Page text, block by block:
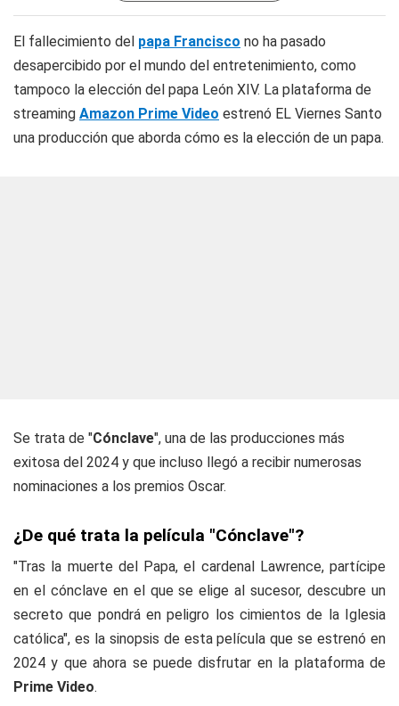
El fallecimiento del papa Francisco no ha pasado
desapercibido por el mundo del entretenimiento, como
tampoco la elección del papa León XIV. La plataforma de
streaming Amazon Prime Video estrenó EL Viernes Santo
una producción que aborda cómo es la elección de un papa.
Se trata de "Cónclave", una de las producciones más
exitosa del 2024 y que incluso llegó a recibir numerosas
nominaciones a los premios Oscar.
¿De qué trata la película "Cónclave"?
"Tras la muerte del Papa, el cardenal Lawrence, partícipe
en el cónclave en el que se elige al sucesor, descubre un
secreto que pondrá en peligro los cimientos de la Iglesia
católica", es la sinopsis de esta película que se estrenó en
2024 y que ahora se puede disfrutar en la plataforma de
Prime Video.